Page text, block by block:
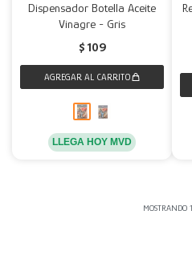
Dispensador Botella Aceite
Vinagre - Gris
$ 109
LLEGA HOY MVD
MOSTRANDO